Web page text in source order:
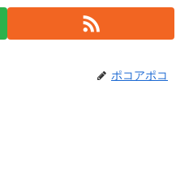
ポコアポコ